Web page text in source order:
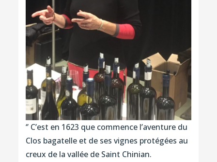
‘’ C’est en 1623 que commence l’aventure du
Clos bagatelle et de ses vignes protégées au
creux de la vallée de Saint Chinian.